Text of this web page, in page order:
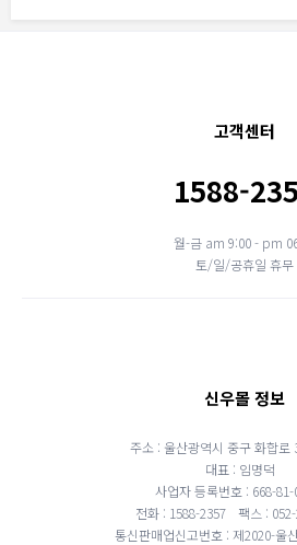
고객센터
1588-
월-금 am 9:00 - pm
토/일/공휴일 휴무
신우몰 정보
주소 : 울산광역시 중구 화합로
대표 : 임명덕
사업자 등록번호 : 668-81-
전화 : 1588-2357
팩스 :
통신판매업신고번호 : 제2020-울